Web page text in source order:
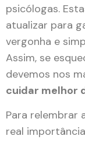
psicólogas.
atualizar para
vergonha e
Assim, se
devemos nos
cuidar melhor
Para relembrar
real